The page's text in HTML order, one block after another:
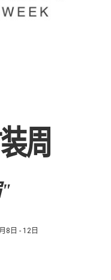
周
"
8日 - 12日